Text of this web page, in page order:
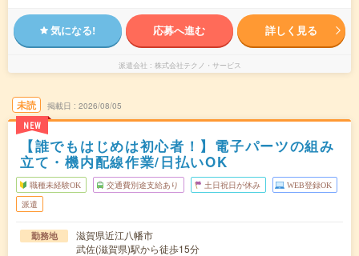
気になる! 応募へ進む 詳しく見る
派遣会社 株式会社テクノ・サービス
未読
NEW
掲載日 2026/08/05
【誰でもはじめは初心者！】電子パーツの組み
立て・機内配線作業/日払いOK
職種未経験OK 交通費別途支給あり 土日祝日が休み WEB登録OK
派遣
勤務地
滋賀県近江八幡市
武佐(滋賀県)駅から徒歩15分